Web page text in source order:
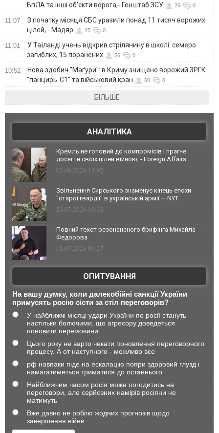
БпЛА та інші об'єкти ворога,- Генштаб ЗСУ
26 0
11:07
З початку місяця СБС уразили понад 11 тисяч ворожих
цілей, - Мадяр
25 0
11:01
У Таїланді учень відкрив стрілянину в школі: семеро
загиблих, 15 поранених
56 0
10:52
Нова здобич "Маґури": в Криму знищено ворожий ЗРГК
"панцирь-С1" та військовий кран
60 0
БІЛЬШЕ
АНАЛІТИКА
Кремль не готовий до компромісів і прагне
досягти своїх цілей війною, - Foreign Affairs
03.08.2026 13:02
Звільнення Сирського знаменує кінець епохи
"старої гвардії" в українській армії — NYT
23.07.2026 10:32
Повний текст резонансного брифінга Михайла
Федорова
18.07.2026 09:27
ОПИТУВАННЯ
На вашу думку, коли далекобійні санкції України
примусять росію сісти за стіл переговорів?
У найближчі місяці удари України по росії стануть
настільки болючими, що агресору доведеться
поновити перемовини
Цього року не варто чекати поновлення переговорного
процесу. А от наступного - можливо все
рф навпаки піде на ескалацію попри здоровий глузд і
намагатиметься триматися до останнього
Найближчим часом росія може погодитись на
переговори, але серйозних намірів росіяни не
матимуть
Вже давно не роблю жодних прогнозів щодо
завершення війни